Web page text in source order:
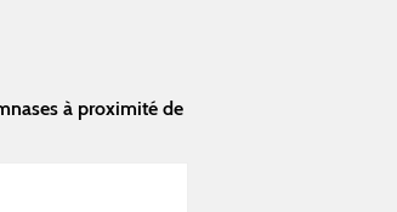
à proximité de